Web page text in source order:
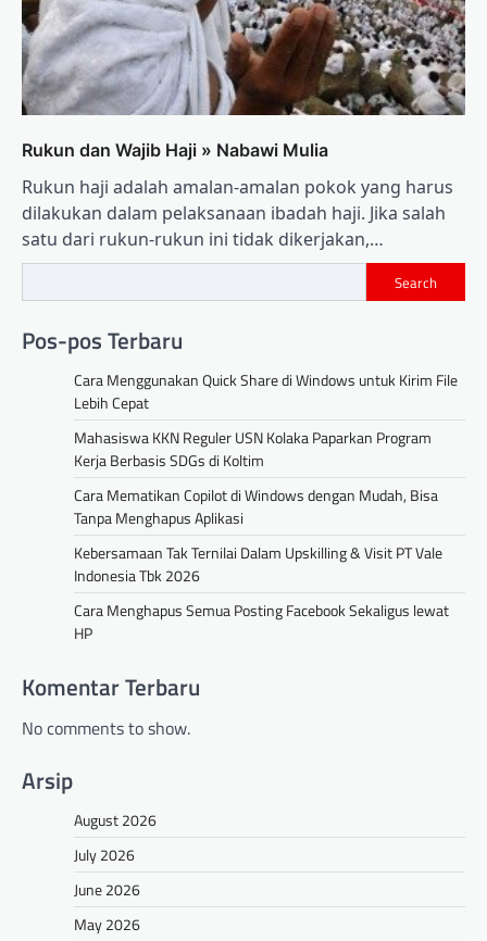
Rukun dan Wajib Haji » Nabawi Mulia
Rukun haji adalah amalan-amalan pokok yang harus
dilakukan dalam pelaksanaan ibadah haji. Jika salah
satu dari rukun-rukun ini tidak dikerjakan,…
Search
Pos-pos Terbaru
Cara Menggunakan Quick Share di Windows untuk Kirim File
Lebih Cepat
Mahasiswa KKN Reguler USN Kolaka Paparkan Program
Kerja Berbasis SDGs di Koltim
Cara Mematikan Copilot di Windows dengan Mudah, Bisa
Tanpa Menghapus Aplikasi
Kebersamaan Tak Ternilai Dalam Upskilling & Visit PT Vale
Indonesia Tbk 2026
Cara Menghapus Semua Posting Facebook Sekaligus lewat
HP
Komentar Terbaru
No comments to show.
Arsip
August 2026
July 2026
June 2026
May 2026